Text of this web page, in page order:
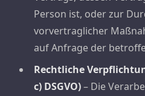
Person ist, oder zur
vorvertraglicher
auf Anfrage der
Rechtliche
c) DSGVO)– Die